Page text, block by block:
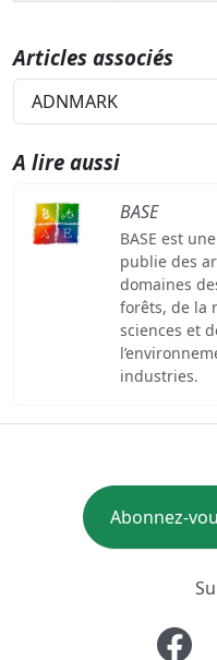
Articles associés
ADNMARK
A lire aussi
BASE
BASE est
publie des
domaines
forêts, de la
sciences et
industries.
Abonnez-